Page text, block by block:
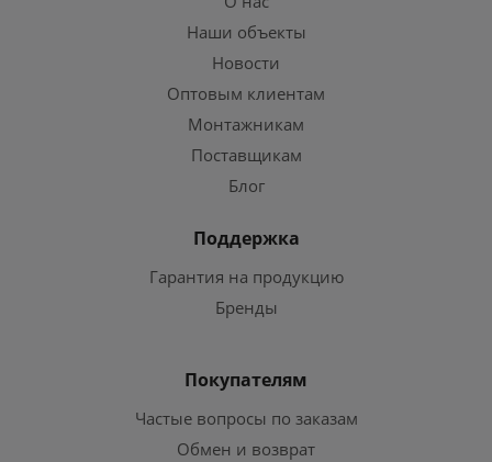
Наши объекты
Новости
Оптовым клиентам
Монтажникам
Поставщикам
Блог
Поддержка
Гарантия на продукцию
Бренды
Покупателям
Частые вопросы по заказам
Обмен и возврат